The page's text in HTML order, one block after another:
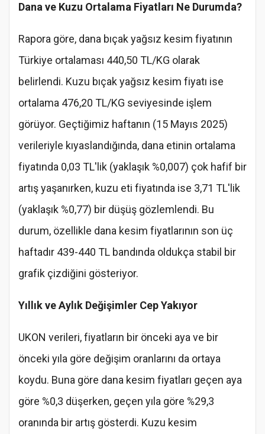
Dana ve Kuzu Ortalama Fiyatları Ne Durumda?
Rapora göre, dana bıçak yağsız kesim fiyatının
Türkiye ortalaması 440,50 TL/KG olarak
belirlendi. Kuzu bıçak yağsız kesim fiyatı ise
ortalama 476,20 TL/KG seviyesinde işlem
görüyor. Geçtiğimiz haftanın (15 Mayıs 2025)
verileriyle kıyaslandığında, dana etinin ortalama
fiyatında 0,03 TL'lik (yaklaşık %0,007) çok hafif bir
artış yaşanırken, kuzu eti fiyatında ise 3,71 TL'lik
(yaklaşık %0,77) bir düşüş gözlemlendi. Bu
durum, özellikle dana kesim fiyatlarının son üç
haftadır 439-440 TL bandında oldukça stabil bir
grafik çizdiğini gösteriyor.
Yıllık ve Aylık Değişimler Cep Yakıyor
UKON verileri, fiyatların bir önceki aya ve bir
önceki yıla göre değişim oranlarını da ortaya
koydu. Buna göre dana kesim fiyatları geçen aya
göre %0,3 düşerken, geçen yıla göre %29,3
oranında bir artış gösterdi. Kuzu kesim